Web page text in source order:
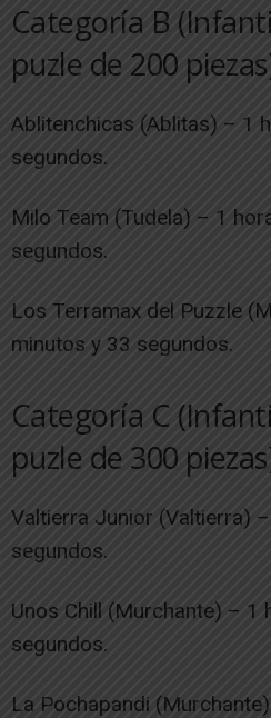
Categoría B
puzle de 200
Ablitenchicas (Ablitas) – 1
segundos.
Milo Team (Tudela) – 1
segundos.
Los Terramax del Puzzle
minutos y 33 segundos.
Categoría C
puzle de 300
Valtierra Junior (Valtierra)
segundos.
Unos Chill (Murchante) – 1
segundos.
La Pochapandi